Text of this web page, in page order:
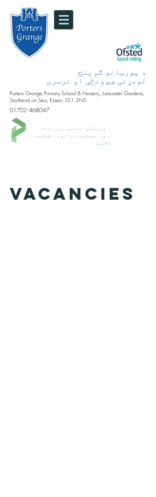
د پورټانو ګرینج
لومړنی ښوونځی او نرسری
Porters Grange Primary School & Nursery, Lancaster Gardens,
Southend on Sea, Essex, SS1 2NS
01702 468047
د پورټیکو اکاډمۍ باور برخه.
د پرانیستلو دروازې ، د ظرفیت
خلاصول
Vacancies